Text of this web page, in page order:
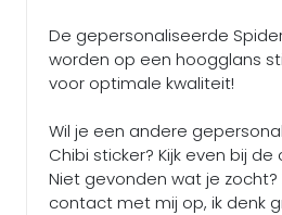
De gepersonaliseerde
worden op een hoogglans
voor optimale kwaliteit!
Wil je een andere
Chibi sticker? Kijk even bij
Niet gevonden wat je
contact met mij op, ik denk